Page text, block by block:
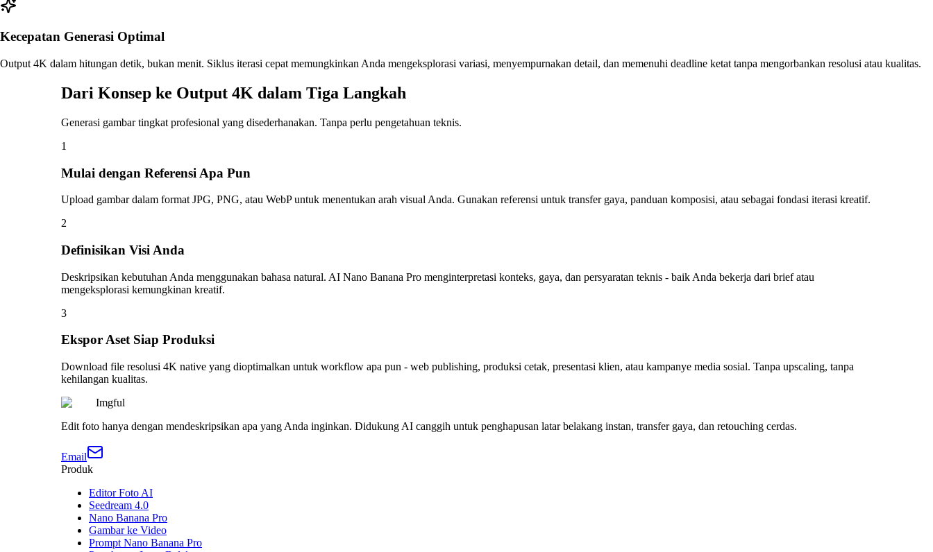
Kecepatan Generasi Optimal
Output 4K dalam hitungan detik, bukan menit. Siklus iterasi cepat memungkinkan Anda mengeksplorasi variasi, menyempurnakan detail, dan memenuhi deadline ketat tanpa mengorbankan resolusi atau kualitas.
Dari Konsep ke Output 4K dalam Tiga Langkah
Generasi gambar tingkat profesional yang disederhanakan. Tanpa perlu pengetahuan teknis.
1
Mulai dengan Referensi Apa Pun
Upload gambar dalam format JPG, PNG, atau WebP untuk menentukan arah visual Anda. Gunakan referensi untuk transfer gaya, panduan komposisi, atau sebagai fondasi iterasi kreatif.
2
Definisikan Visi Anda
Deskripsikan kebutuhan Anda menggunakan bahasa natural. AI Nano Banana Pro menginterpretasi konteks, gaya, dan persyaratan teknis - baik Anda bekerja dari brief atau
mengeksplorasi kemungkinan kreatif.
3
Ekspor Aset Siap Produksi
Download file resolusi 4K native yang dioptimalkan untuk workflow apa pun - web publishing, produksi cetak, presentasi klien, atau kampanye media sosial. Tanpa upscaling, tanpa
kehilangan kualitas.
Imgful
Edit foto hanya dengan mendeskripsikan apa yang Anda inginkan. Didukung AI canggih untuk penghapusan latar belakang instan, transfer gaya, dan retouching cerdas.
Email
Produk
Editor Foto AI
Seedream 4.0
Nano Banana Pro
Gambar ke Video
Prompt Nano Banana Pro